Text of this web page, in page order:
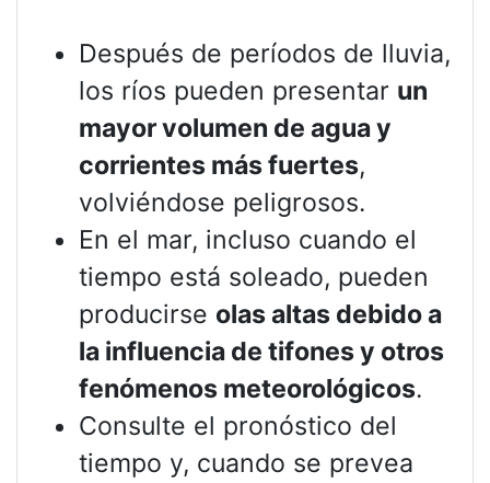
Después de períodos de lluvia,
los ríos pueden presentar un
mayor volumen de agua y
corrientes más fuertes,
volviéndose peligrosos.
En el mar, incluso cuando el
tiempo está soleado, pueden
producirse olas altas debido a
la influencia de tifones y otros
fenómenos meteorológicos.
Consulte el pronóstico del
tiempo y, cuando se prevea